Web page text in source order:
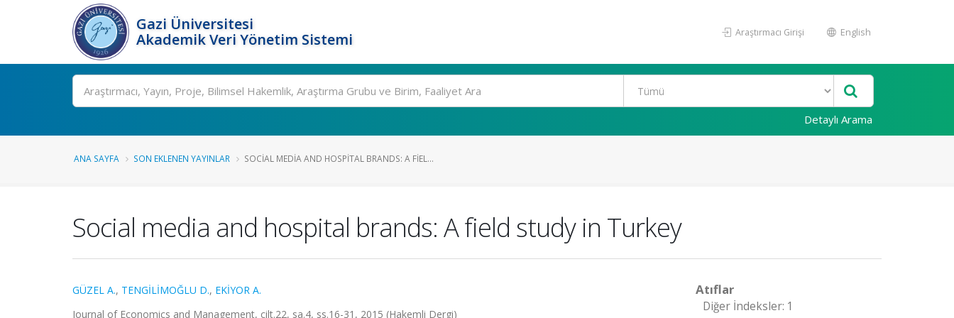
Gazi Üniversitesi
Akademik Veri Yönetim Sistemi
Araştırmacı Girişi English
Ara
Detaylı Arama
ANA SAYFA SON EKLENEN YAYINLAR SOCIAL MEDIA AND HOSPITAL BRANDS: A FIEL...
Social media and hospital brands: A field study in Turkey
GÜZEL A., TENGİLİMOĞLU D., EKİYOR A.
Journal of Economics and Management, cilt.22, sa.4, ss.16-31, 2015 (Hakemli Dergi)
Atıflar
Diğer İndeksler: 1